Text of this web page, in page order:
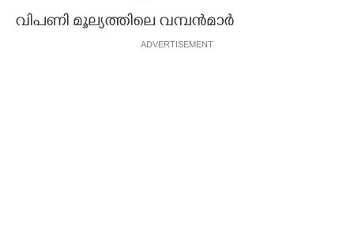
വിപണി മൂല്യത്തിലെ വമ്പൻമാർ
ADVERTISEMENT